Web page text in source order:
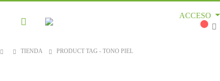
ACCESO
TIENDA PRODUCT TAG - TONO PIEL